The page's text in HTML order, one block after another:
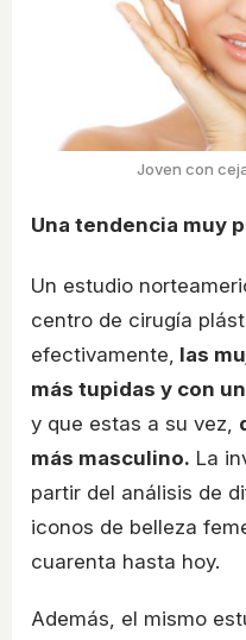
Joven con
Una tendencia muy
Un estudio
centro de cirugía
efectivamente, las
más tupidas y con
y que estas a su vez,
más masculino. La
partir del análisis de
iconos de belleza
cuarenta hasta hoy.
Además, el mismo